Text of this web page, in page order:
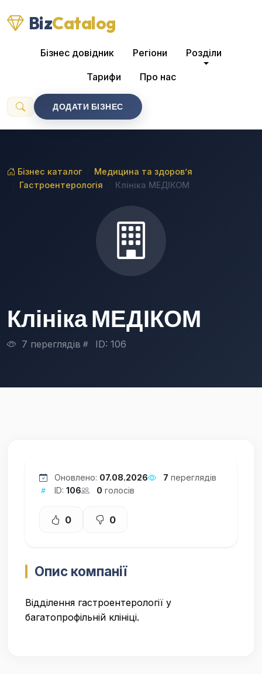
BizCatalog
Бізнес довідник Регіони Розділи
Тарифи Про нас
ДОДАТИ БІЗНЕС
Бізнес каталог
Медицина та здоров’я
Гастроентерологія
Клініка МЕДІКОМ
Клініка МЕДІКОМ
7 переглядів ID: 106
Оновлено: 07.08.2026 7 переглядів
ID: 106 0 голосів
0 0
Опис компанії
Відділення гастроентерології у
багатопрофільній клініці.